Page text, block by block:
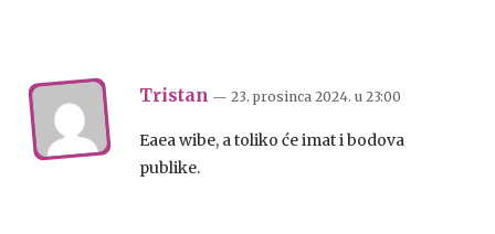
Tristan — 23. prosinca 2024. u 23:00
Eaea wibe, a toliko će imat i bodova
publike.